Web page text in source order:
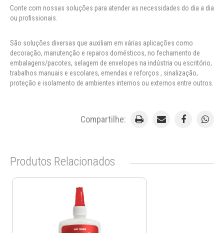
Conte com nossas soluções para atender as necessidades do dia a dia
ou profissionais.
São soluções diversas que auxiliam em várias aplicações como
decoração, manutenção e reparos domésticos, no fechamento de
embalagens/pacotes, selagem de envelopes na indústria ou escritório,
trabalhos manuais e escolares, emendas e reforços , sinalização,
proteção e isolamento de ambientes internos ou externos entre outros.
Compartilhe:
Produtos Relacionados